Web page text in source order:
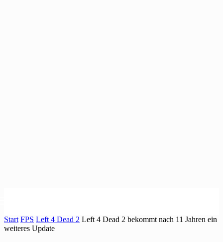
Start FPS Left 4 Dead 2 Left 4 Dead 2 bekommt nach 11 Jahren ein
weiteres Update